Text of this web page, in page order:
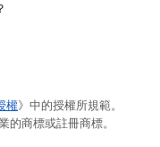
權》中的授權所規範。
商標或註冊商標。